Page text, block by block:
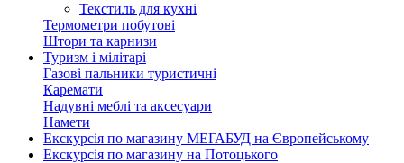
Текстиль для кухні
Термометри побутові
Штори та карнизи
Туризм і мілітарі
Газові пальники туристичні
Каремати
Надувні меблі та аксесуари
Намети
Екскурсія по магазину МЕГАБУД на Європейському
Екскурсія по магазину на Потоцького